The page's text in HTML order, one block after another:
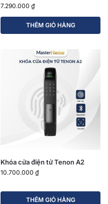
7.290.000 ₫
THÊM GIỎ HÀNG
Khóa cửa điện tử Tenon A2
10.700.000 ₫
THÊM GIỎ HÀNG